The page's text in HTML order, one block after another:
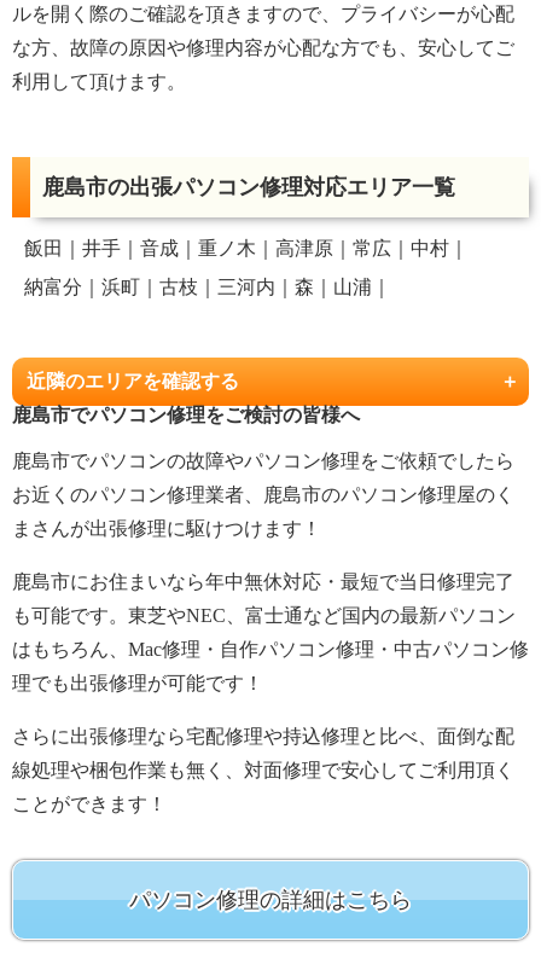
ルを開く際のご確認を頂きますので、プライバシーが心配
な方、故障の原因や修理内容が心配な方でも、安心してご
利用して頂けます。
鹿島市の出張パソコン修理対応エリア一覧
飯田 井手 音成 重ノ木 高津原 常広
中村
納富分
浜町 古枝 三河内 森 山浦
近隣のエリアを確認する
鹿島市でパソコン修理をご検討の皆様へ
鹿島市でパソコンの故障やパソコン修理をご依頼でしたら
お近くのパソコン修理業者、鹿島市のパソコン修理屋のく
まさんが出張修理に駆けつけます！
鹿島市にお住まいなら年中無休対応・最短で当日修理完了
も可能です。東芝やNEC、富士通など国内の最新パソコン
はもちろん、Mac修理・自作パソコン修理・中古パソコン修
理でも出張修理が可能です！
さらに出張修理なら宅配修理や持込修理と比べ、面倒な配
線処理や梱包作業も無く、対面修理で安心してご利用頂く
ことができます！
パソコン修理の詳細はこちら